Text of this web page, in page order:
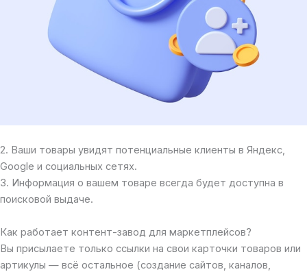
2. Ваши товары увидят потенциальные клиенты в Яндекс,
Google и социальных сетях.
3. Информация о вашем товаре всегда будет доступна в
поисковой выдаче.
Как работает контент-завод для маркетплейсов?
Вы присылаете только ссылки на свои карточки товаров или
артикулы — всё остальное (создание сайтов, каналов,